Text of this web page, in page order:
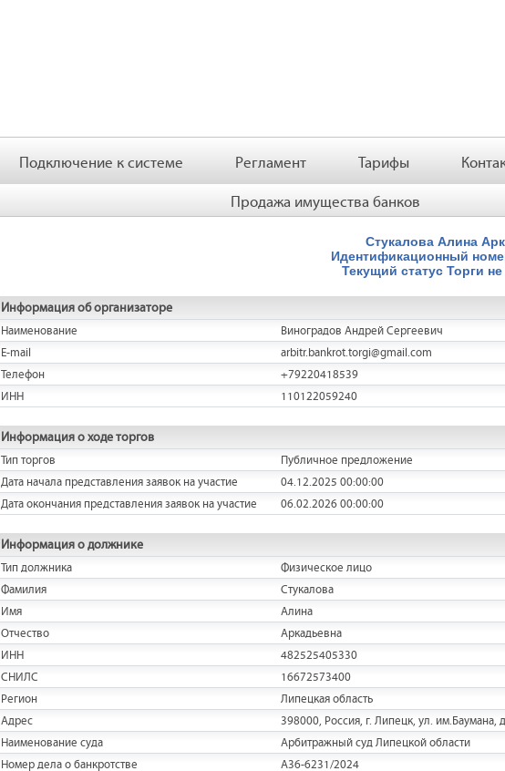
Подключение к системе Регламент Тарифы
Продажа имущества банков
Стукалова Алина
Идентификационный
Текущий статус Торги
Информация об организаторе
Наименование
Виноградов Андрей Сергеевич
E-mail
arbitr.bankrot.torgi@gmail.com
Телефон
+79220418539
ИНН
110122059240
Информация о ходе торгов
Тип торгов
Публичное предложение
Дата начала представления заявок на участие
04.12.2025 00:00:00
Дата окончания представления заявок на участие
06.02.2026 00:00:00
Информация о должнике
Тип должника
Физическое лицо
Фамилия
Стукалова
Имя
Алина
Отчество
Аркадьевна
ИНН
482525405330
СНИЛС
16672573400
Регион
Липецкая область
Адрес
398000, Россия, г. Липецк, ул. им.Баумана,
Наименование суда
Арбитражный суд Липецкой области
Номер дела о банкротстве
А36-6231/2024